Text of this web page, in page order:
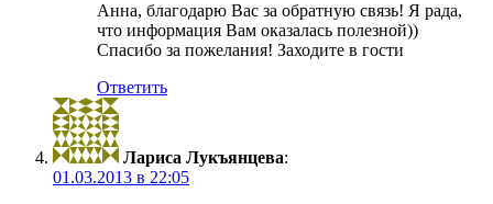
Анна, благодарю Вас за обратную связь! Я рада,
что информация Вам оказалась полезной))
Спасибо за пожелания! Заходите в гости
Ответить
Лариса Лукъянцева:
01.03.2013 в 22:05